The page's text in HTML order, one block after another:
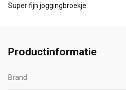
Super fijn joggingbroekje.
Productinformatie
Brand